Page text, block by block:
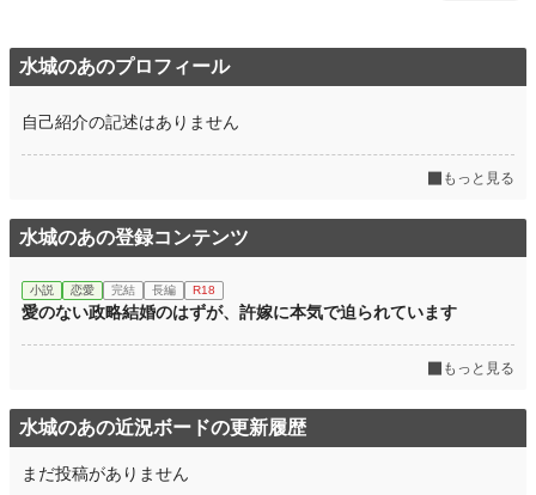
週間ポイント 7 pt (78,785 位)
月間ポイント 91 pt (67,482 位)
水城のあのプロフィール
自己紹介の記述はありません
もっと見る
水城のあの登録コンテンツ
小説 恋愛 完結 長編 R18
愛のない政略結婚のはずが、許嫁に本気で迫られています
もっと見る
水城のあの近況ボードの更新履歴
まだ投稿がありません